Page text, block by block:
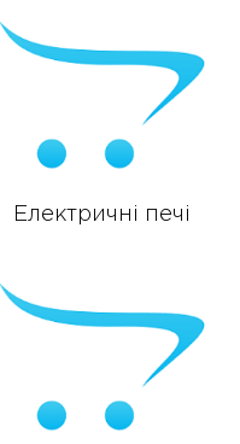
Електричні печі